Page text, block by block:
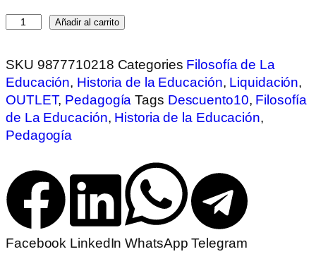
Añadir al carrito
SKU 9877710218 Categories Filosofía de La
Educación, Historia de la Educación, Liquidación,
OUTLET, Pedagogía Tags Descuento10, Filosofía
de La Educación, Historia de la Educación,
Pedagogía
Facebook LinkedIn WhatsApp Telegram